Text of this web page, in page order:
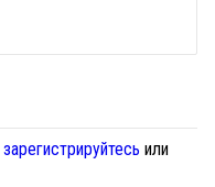
зарегистрируйтесь или